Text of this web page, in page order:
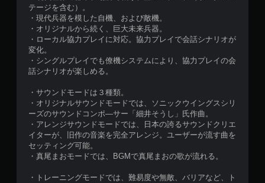
テージを含む）。
・現代兵器を模した自機、および敵機。
・オリジナルから続く、巨大未来兵器。
・ローカル協力プレイに対応。協力プレイで会話シナリオが
変化。
・シングルプレイでも僚機システムにより、協力プレイの会
話シナリオが楽しめる。
・サウンドモードは３種類。
・オリジナルサウンドモードでは、ソニックウイングスシリ
ーズのサウンドコンポ―サー「細井そうし」氏作曲。
・アレンジサウンドモードでは、日本の誇るサウンドクリエ
イターが、旧作の音楽を完全アレンジ。ユーザーが流す曲を
セッティング可能。
・真尾まおモードでは、BGMで真尾まおの歌が流れる。
・トレーニングモードでは、難易度や無敵、バリアなど、ト